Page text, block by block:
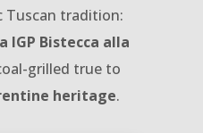
Tuscan tradition:
IGP Bistecca alla
grilled true to
heritage.